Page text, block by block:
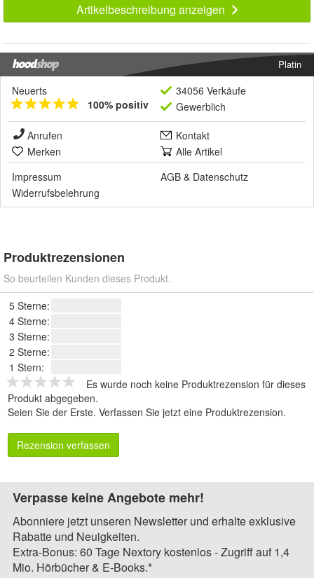
Artikelbeschreibung anzeigen
Platin
Neuerts
100% positiv
34056 Verkäufe
Gewerblich
Anrufen
Kontakt
Merken
Alle Artikel
Impressum
AGB & Datenschutz
Widerrufsbelehrung
Produktrezensionen
So beurteilen Kunden dieses Produkt.
5 Sterne:
4 Sterne:
3 Sterne:
2 Sterne:
1 Stern:
Es wurde noch keine Produktrezension für dieses
Produkt abgegeben.
Seien Sie der Erste. Verfassen Sie jetzt eine Produktrezension.
Rezension verfassen
Verpasse keine Angebote mehr!
Abonniere jetzt unseren Newsletter und erhalte exklusive
Rabatte und Neuigkeiten.
Extra-Bonus: 60 Tage Nextory kostenlos - Zugriff auf 1,4
Mio. Hörbücher & E-Books.*